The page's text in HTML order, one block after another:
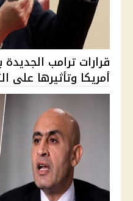
قرارات ترامب
أمريكا وتأثيرها على